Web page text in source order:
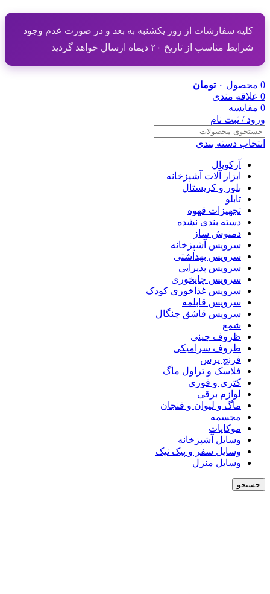
کلیه سفارشات از روز یکشنبه به بعد و در صورت عدم وجود
شرایط مناسب از تاریخ ۲۰ دیماه ارسال خواهد گردید
0 محصول ۰ تومان
0 علاقه مندی
0 مقایسه
ورود / ثبت نام
انتخاب دسته بندی
آرکوپال
ابزار آلات آشپزخانه
بلور و کریستال
تابلو
تجهیزات قهوه
دسته بندی نشده
دمنوش ساز
سرویس آشپزخانه
سرویس بهداشتی
سرویس پذیرایی
سرویس چایخوری
سرویس غذاخوری کودک
سرویس قابلمه
سرویس قاشق چنگال
شمع
ظروف چینی
ظروف سرامیکی
فرنچ پرس
فلاسک و تراول ماگ
کتری و قوری
لوازم برقی
ماگ و لیوان و فنجان
مجسمه
موکاپات
وسایل آشپزخانه
وسایل سفر و پیک نیک
وسایل منزل
جستجو